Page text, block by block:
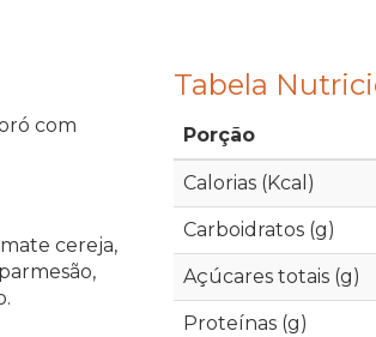
com
cereja,
Tabela
Porção
Calorias (Kcal)
Carboidratos (g)
Açúcares totais (g)
Proteínas (g)